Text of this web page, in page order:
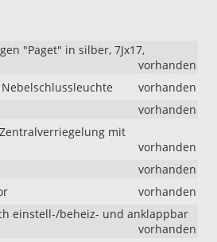
"Paget" in silber, 7Jx17,
vorhanden
vorhanden
vorhanden
mit
vorhanden
vorhanden
vorhanden
einstell-/beheiz- und anklappbar
vorhanden